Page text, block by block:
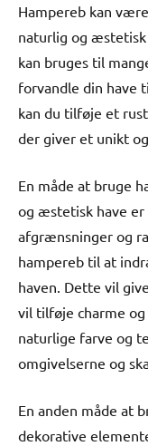
Hampereb kan
naturlig og æstetisk
kan bruges til
forvandle din have
kan du tilføje et
der giver et unikt
En måde at bruge
og æstetisk have er
afgrænsninger og
hampereb til at
haven. Dette vil
vil tilføje charme
naturlige farve og
omgivelserne og
En anden måde at
dekorative